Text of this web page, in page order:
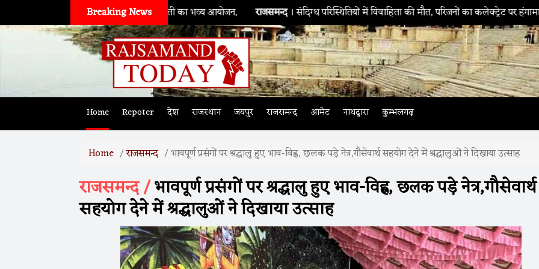
Breaking News
महाराज की जन्मजयंती का भव्य आयोजन, राजसमन्द। संदिग्ध परिस्थितियों में विवाहिता की मौत, परिजनों का कलेक्ट्रेट पर हंगामा राजसमन्द। बेमौसम
Home Repoter देश राजस्थान जयपुर राजसमन्द आमेट नाथद्वारा कुम्भलगढ़
Home राजसमन्द भावपूर्ण प्रसंगों पर श्रद्धालु हुए भाव-विह्ल, छलक पड़े नेत्र,गौसेवार्थ सहयोग देने में श्रद्धालुओं ने दिखाया उत्साह
राजसमन्द /भावपूर्ण प्रसंगों पर श्रद्धालु हुए भाव-विह्ल, छलक पड़े नेत्र,गौसेवार्थ
सहयोग देने में श्रद्धालुओं ने दिखाया उत्साह